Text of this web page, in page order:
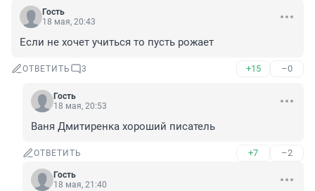
Гость
18 мая, 20:43
Если не хочет учиться то пусть рожает
ОТВЕТИТЬ 3 +15 –0
Гость
18 мая, 20:53
Ваня Дмитиренка хороший писатель
ОТВЕТИТЬ +7 –2
Гость
18 мая, 21:40